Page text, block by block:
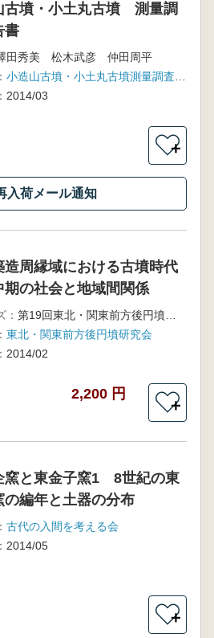
古墳・小土丸古墳 測量調
書
田秀美 松木武彦 仲田周平
2014/03
＋
入荷メール通知
造周縁域における古墳時代
期の社会と地域間関係
：
第19回東北・関東前方後円墳研究会大会
東北・関東前方後円墳研究会
2014/02
2,200 円
＋
窯と東金子窯1 8世紀の東
の編年と土器の分布
古代の入間を考える会
2014/05
＋